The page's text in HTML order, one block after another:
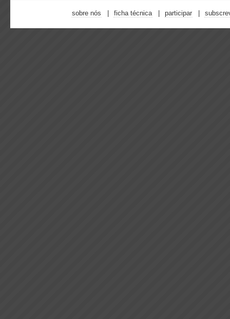
sobre nós ficha técnica participar